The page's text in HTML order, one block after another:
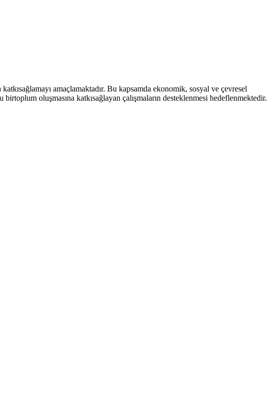
amaçlamaktadır. Bu kapsamda ekonomik, sosyal ve çevresel
oluşmasına katkısağlayan çalışmaların desteklenmesi hedeflenmektedir.